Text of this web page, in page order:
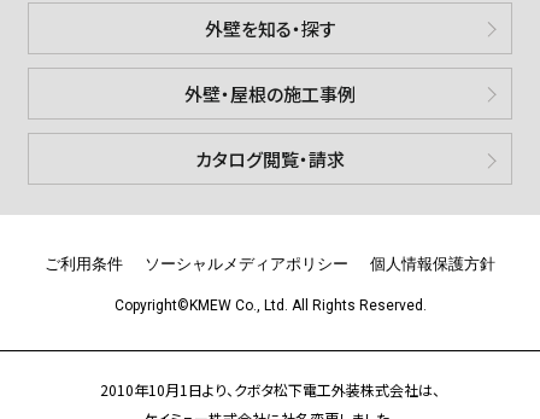
外壁を知る・探す
外壁・屋根の施工事例
カタログ閲覧・請求
Copyright©KMEW Co., Ltd. All Rights Reserved.
ご利用条件 ソーシャルメディアポリシー 個人情報保護方針
2010年10月1日より、クボタ松下電工外装株式会社は、